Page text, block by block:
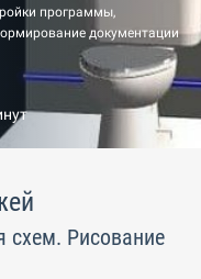
программы,
документации
схем. Рисование